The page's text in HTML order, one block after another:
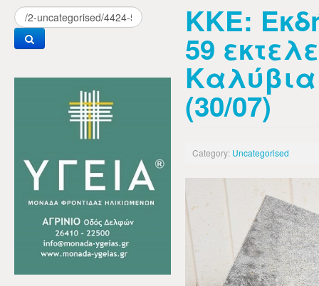
ΚΚΕ:
59
Καλύβια
(30/07)
Category: Uncategorised